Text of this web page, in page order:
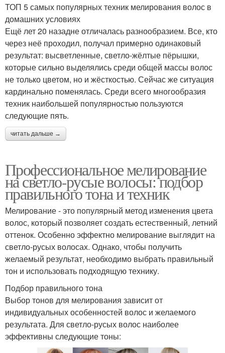
ТОП 5 самых популярных техник мелирования волос в
домашних условиях
Ещё лет 20 назадне отличалась разнообразием. Все, кто
через неё проходил, получал примерно одинаковый
результат: высветленные, светло-жёлтые пёрышки,
которые сильно выделялись среди общей массы волос
не только цветом, но и жёсткостью. Сейчас же ситуация
кардинально поменялась. Среди всего многообразия
техник наибольшей популярностью пользуются
следующие пять.
читать дальше →
Профессиональное мелирование
на светло-русые волосы: подбор
правильного тона и техник
Мелирование - это популярный метод изменения цвета
волос, который позволяет создать естественный, летний
оттенок. Особенно эффектно мелирование выглядит на
светло-русых волосах. Однако, чтобы получить
желаемый результат, необходимо выбрать правильный
тон и использовать подходящую технику.
Подбор правильного тона
Выбор тонов для мелирования зависит от
индивидуальных особенностей волос и желаемого
результата. Для светло-русых волос наиболее
эффективны следующие тоны: